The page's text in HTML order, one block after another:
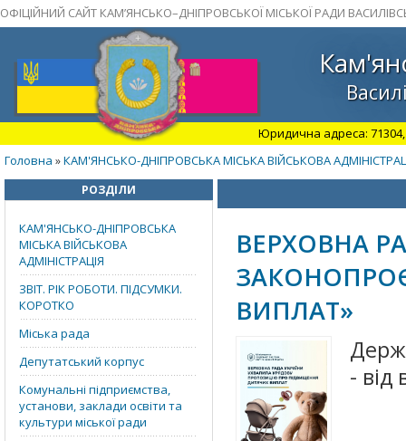
ОФІЦІЙНИЙ САЙТ КАМ’ЯНСЬКО–ДНІПРОВСЬКОЇ МІСЬКОЇ РАДИ
Юридична адреса: 71304,
Головна »КАМ'ЯНСЬКО-ДНІПРОВСЬКА МІСЬКА ВІЙСЬКОВА
РОЗДІЛИ
КАМ'ЯНСЬКО-ДНІПРОВСЬКА
МІСЬКА ВІЙСЬКОВА
АДМІНІСТРАЦІЯ
ЗВІТ. РІК РОБОТИ. ПІДСУМКИ.
КОРОТКО
Міська рада
Депутатський корпус
Комунальні підприємства,
установи, заклади освіти та
культури міської ради
ВЕРХОВНА
ВИПЛАТ»
- від